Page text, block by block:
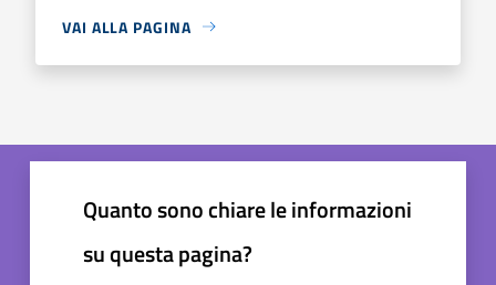
VAI ALLA PAGINA
Quanto sono chiare le informazioni
su questa pagina?